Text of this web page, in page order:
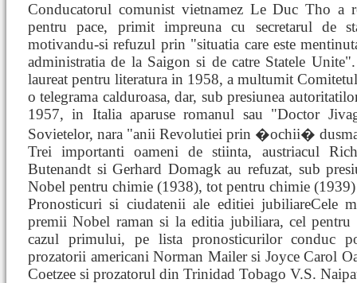
Conducatorul comunist vietnamez Le Duc Tho
pentru pace, primit impreuna cu secretarul de
motivandu-si refuzul prin "situatia care este
administratia de la Saigon si de catre Statele
laureat pentru literatura in 1958, a multumit
o telegrama calduroasa, dar, sub presiunea
1957, in Italia aparuse romanul sau "Doctor
Sovietelor, nara "anii Revolutiei prin �ochii�
Trei importanti oameni de stiinta, austriacul
Butenandt si Gerhard Domagk au refuzat, sub
Nobel pentru chimie (1938), tot pentru chimie
Pronosticuri si ciudatenii ale editiei jubiliareCele
premii Nobel raman si la editia jubiliara, cel pentru
cazul primului, pe lista pronosticurilor conduc
prozatorii americani Norman Mailer si Joyce Carol
Coetzee si prozatorul din Trinidad Tobago V.S.